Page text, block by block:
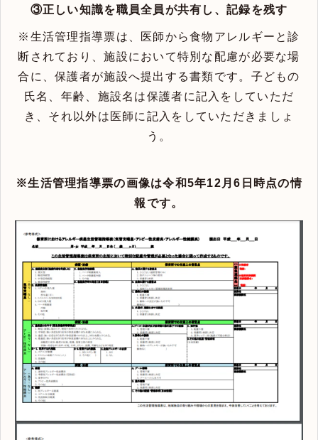
③正しい知識を職員全員が共有し、記録を残す
※生活管理指導票は、医師から食物アレルギーと診
断されており、施設において特別な配慮が必要な場
合に、保護者が施設へ提出する書類です。子どもの
氏名、年齢、施設名は保護者に記入をしていただ
き、それ以外は医師に記入をしていただきましょ
う。
※生活管理指導票の画像は令和5年12月6日時点の情
報です。